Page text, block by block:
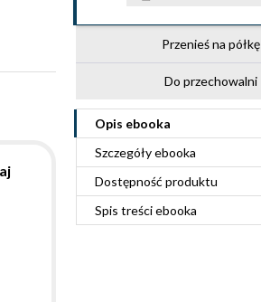
Przenieś na półkę
Do przechowalni
Opis ebooka
Szczegółyebooka
Dostępność produktu
Spis treściebooka